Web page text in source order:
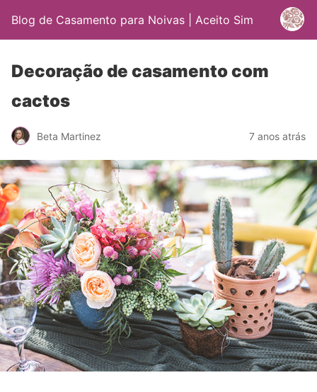
Blog de Casamento para Noivas | Aceito Sim
Decoração de casamento com
cactos
Beta Martinez 7 anos atrás